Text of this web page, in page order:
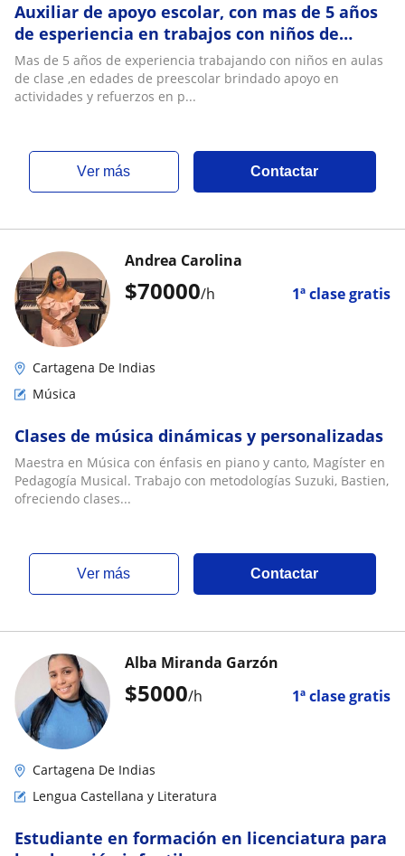
Auxiliar de apoyo escolar, con mas de 5 años
de esperiencia en trabajos con niños de
preescolar y primara
Mas de 5 años de experiencia trabajando con niños en aulas
de clase ,en edades de preescolar brindado apoyo en
actividades y refuerzos en p...
ver más Contactar
$70000/h 1ª clase gratis
Andrea Carolina
Cartagena De Indias
Música
Clases de música dinámicas y personalizadas
Maestra en Música con énfasis en piano y canto, Magíster en
Pedagogía Musical. Trabajo con metodologías Suzuki, Bastien,
ofreciendo clases...
ver más Contactar
$5000/h 1ª clase gratis
Alba Miranda Garzón
Cartagena De Indias
Lengua Castellana y Literatura
Estudiante en formación en licenciatura para